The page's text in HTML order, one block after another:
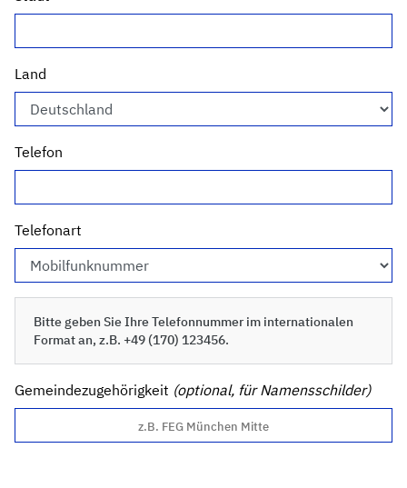
Land
Telefon
Telefonart
Bitte geben Sie Ihre Telefonnummer im internationalen
Format an, z.B. +49 (170) 123456.
Gemeindezugehörigkeit (optional, für Namensschilder)